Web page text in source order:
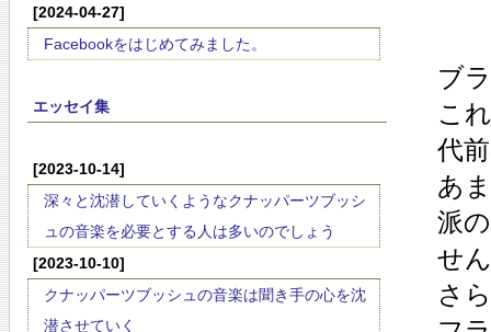
[2024-04-27]
Facebookをはじめてみました。
エッセイ集
[2023-10-14]
深々と沈潜していくようなクナッパーツブッシ
ュの音楽を必要とする人は多いのでしょう
[2023-10-10]
クナッパーツブッシュの音楽は聞き手の心を沈
潜させていく
ブ
こ
代
あ
派
せ
さ